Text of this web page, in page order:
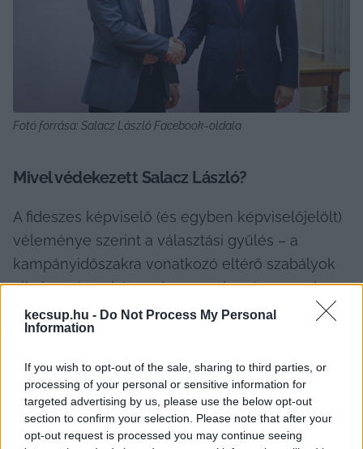
kecsup.hu - Do Not Process My Personal
Information
If you wish to opt-out of the sale, sharing to third parties, or
processing of your personal or sensitive information for
targeted advertising by us, please use the below opt-out
section to confirm your selection. Please note that after your
opt-out request is processed you may continue seeing
Fotó forrása: Salacz László Facebook-oldala
Mivel védekezett Salacz László?
A fideszes képviselő (és egyben képviselőjelölt)
véleménye szerint a választási gyűlés – a
kampányidőszakra vonatkozó eltérő szabályok
alkalmazása okán – olyan rendezvény, amelyre
nem „a köznevelési és szakképző intézményekkel
kapcsolatos politikai- és párttevékenységre